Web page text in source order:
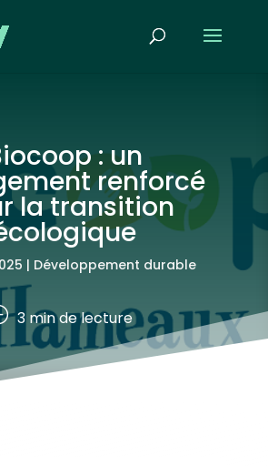
: un
renforcé
la transition
| Développement durable
3min de lecture